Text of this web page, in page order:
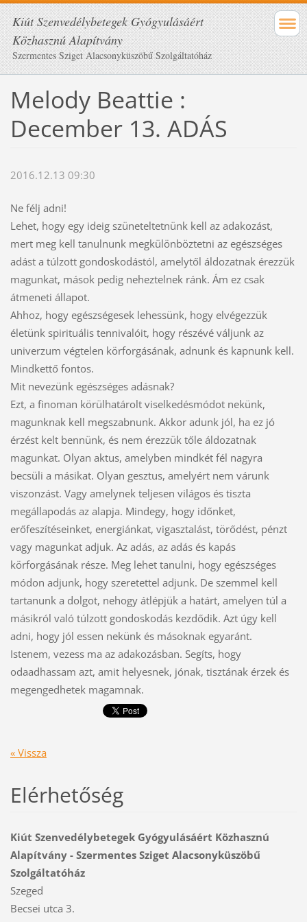
Kiút Szenvedélybetegek Gyógyulásáért
Közhasznú Alapítvány
Szermentes Sziget Alacsonyküszöbű Szolgáltatóház
Melody Beattie :
December 13. ADÁS
2016.12.13 09:30
Ne félj adni!
Lehet, hogy egy ideig szüneteltetnünk kell az adakozást,
mert meg kell tanulnunk megkülönböztetni az egészséges
adást a túlzott gondoskodástól, amelytől áldozatnak érezzük
magunkat, mások pedig neheztelnek ránk. Ám ez csak
átmeneti állapot.
Ahhoz, hogy egészségesek lehessünk, hogy elvégezzük
életünk spirituális tennivalóit, hogy részévé váljunk az
univerzum végtelen körforgásának, adnunk és kapnunk kell.
Mindkettő fontos.
Mit nevezünk egészséges adásnak?
Ezt, a finoman körülhatárolt viselkedésmódot nekünk,
magunknak kell megszabnunk. Akkor adunk jól, ha ez jó
érzést kelt bennünk, és nem érezzük tőle áldozatnak
magunkat. Olyan aktus, amelyben mindkét fél nagyra
becsüli a másikat. Olyan gesztus, amelyért nem várunk
viszonzást. Vagy amelynek teljesen világos és tiszta
megállapodás az alapja. Mindegy, hogy időnket,
erőfeszítéseinket, energiánkat, vigasztalást, törődést, pénzt
vagy magunkat adjuk. Az adás, az adás és kapás
körforgásának része. Meg lehet tanulni, hogy egészséges
módon adjunk, hogy szeretettel adjunk. De szemmel kell
tartanunk a dolgot, nehogy átlépjük a határt, amelyen túl a
másikról való túlzott gondoskodás kezdődik. Azt úgy kell
adni, hogy jól essen nekünk és másoknak egyaránt.
Istenem, vezess ma az adakozásban. Segíts, hogy
odaadhassam azt, amit helyesnek, jónak, tisztának érzek és
megengedhetek magamnak.
« Vissza
Elérhetőség
Kiút Szenvedélybetegek Gyógyulásáért Közhasznú
Alapítvány - Szermentes Sziget Alacsonyküszöbű
Szolgáltatóház
Szeged
Becsei utca 3.